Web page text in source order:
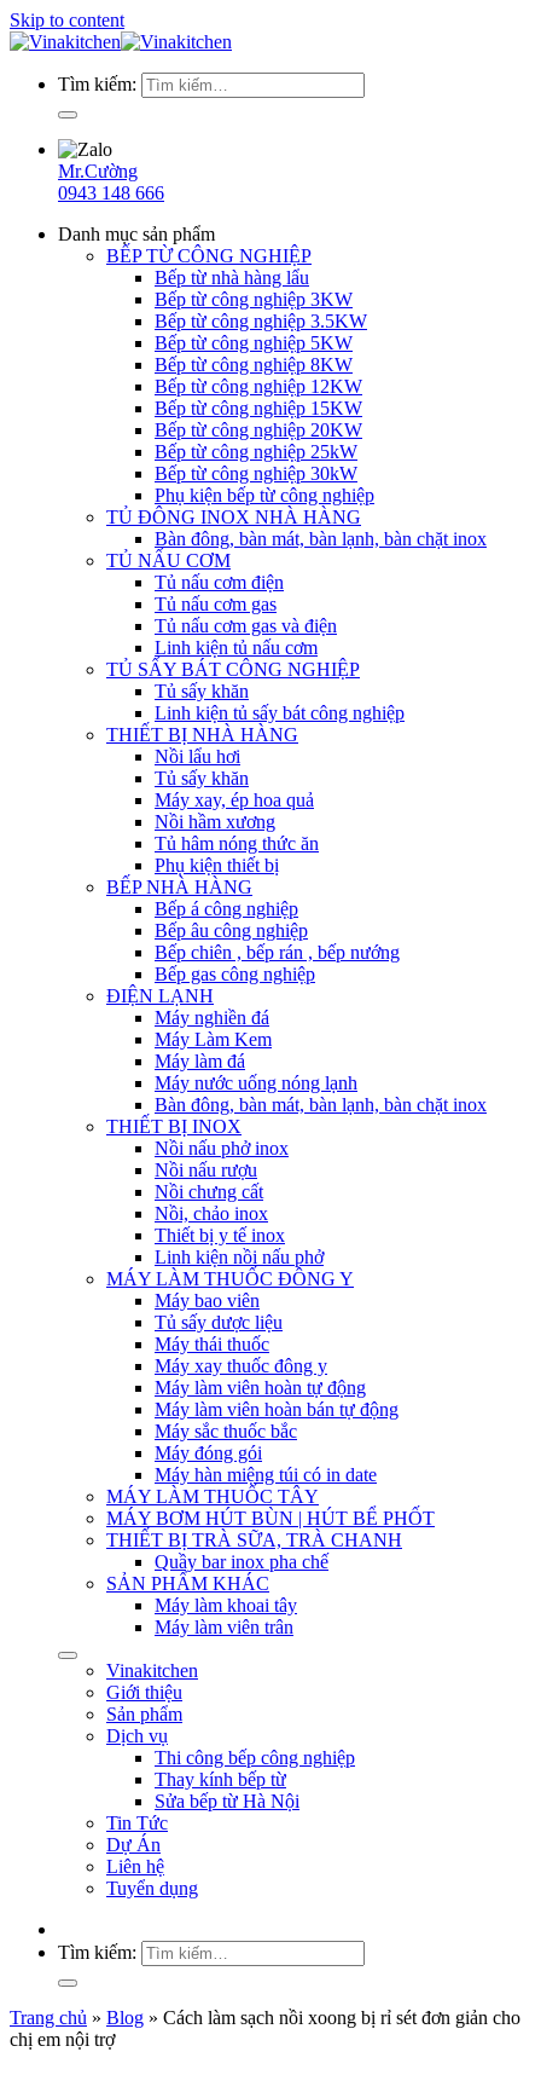
Skip to content
Tìm kiếm:
Mr.Cường
0943 148 666
Danh mục sản phẩm
BẾP TỪ CÔNG NGHIỆP
Bếp từ nhà hàng lẩu
Bếp từ công nghiệp 3KW
Bếp từ công nghiệp 3.5KW
Bếp từ công nghiệp 5KW
Bếp từ công nghiệp 8KW
Bếp từ công nghiệp 12KW
Bếp từ công nghiệp 15KW
Bếp từ công nghiệp 20KW
Bếp từ công nghiệp 25kW
Bếp từ công nghiệp 30kW
Phụ kiện bếp từ công nghiệp
TỦ ĐÔNG INOX NHÀ HÀNG
Bàn đông, bàn mát, bàn lạnh, bàn chặt inox
TỦ NẤU CƠM
Tủ nấu cơm điện
Tủ nấu cơm gas
Tủ nấu cơm gas và điện
Linh kiện tủ nấu cơm
TỦ SẤY BÁT CÔNG NGHIỆP
Tủ sấy khăn
Linh kiện tủ sấy bát công nghiệp
THIẾT BỊ NHÀ HÀNG
Nồi lẩu hơi
Tủ sấy khăn
Máy xay, ép hoa quả
Nồi hầm xương
Tủ hâm nóng thức ăn
Phụ kiện thiết bị
BẾP NHÀ HÀNG
Bếp á công nghiệp
Bếp âu công nghiệp
Bếp chiên , bếp rán , bếp nướng
Bếp gas công nghiệp
ĐIỆN LẠNH
Máy nghiền đá
Máy Làm Kem
Máy làm đá
Máy nước uống nóng lạnh
Bàn đông, bàn mát, bàn lạnh, bàn chặt inox
THIẾT BỊ INOX
Nồi nấu phở inox
Nồi nấu rượu
Nồi chưng cất
Nồi, chảo inox
Thiết bị y tế inox
Linh kiện nồi nấu phở
MÁY LÀM THUỐC ĐÔNG Y
Máy bao viên
Tủ sấy dược liệu
Máy thái thuốc
Máy xay thuốc đông y
Máy làm viên hoàn tự động
Máy làm viên hoàn bán tự động
Máy sắc thuốc bắc
Máy đóng gói
Máy hàn miệng túi có in date
MÁY LÀM THUỐC TÂY
MÁY BƠM HÚT BÙN | HÚT BỂ PHỐT
THIẾT BỊ TRÀ SỮA, TRÀ CHANH
Quầy bar inox pha chế
SẢN PHẨM KHÁC
Máy làm khoai tây
Máy làm viên trân
Vinakitchen
Giới thiệu
Sản phẩm
Dịch vụ
Thi công bếp công nghiệp
Thay kính bếp từ
Sửa bếp từ Hà Nội
Tin Tức
Dự Án
Liên hệ
Tuyển dụng
Tìm kiếm:
Trang chủ » Blog » Cách làm sạch nồi xoong bị rỉ sét đơn giản cho
chị em nội trợ